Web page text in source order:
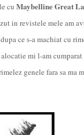
cu Maybelline Great
in revistele mele am
ce s-a machiat cu
mi l-am
genele fara sa ma